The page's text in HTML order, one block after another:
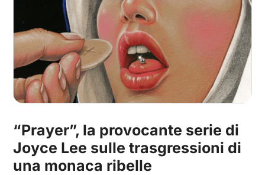
“Prayer”, la provocante serie di
Joyce Lee sulle trasgressioni di
una monaca ribelle